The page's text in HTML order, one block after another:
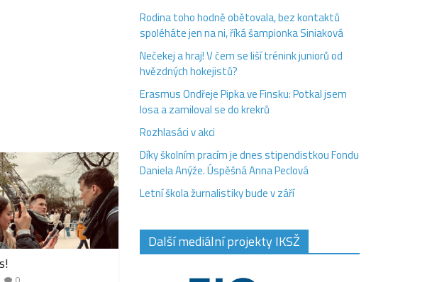
Rodina toho hodně obětovala, bez kontaktů
spoléháte jen na ni, říká šampionka Siniaková
Nečekej a hraj! V čem se liší trénink juniorů od
hvězdných hokejistů?
Erasmus Ondřeje Pipka ve Finsku: Potkal jsem
losa a zamiloval se do krekrů
Rozhlasáci v akci
Díky školním pracím je dnes stipendistkou Fondu
Daniela Anýže. Úspěšná Anna Peclová
Letní škola žurnalistiky bude v září
Další mediální projekty IKSŽ